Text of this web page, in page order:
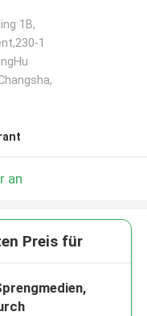
1B,
1
an
Preis für